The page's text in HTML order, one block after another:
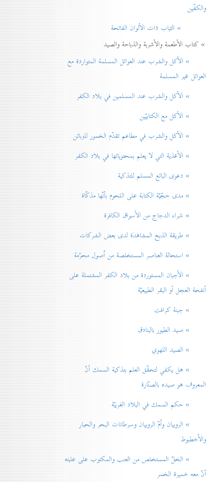
والكفّين
» الثياب ذات الألوان الفاتحة
» كتاب الأطعمة والأشربة والذباحة والصيد
» الأكل والشرب عند العوائل المسلمة المتواردة مع
العوائل غير المسلمة
» الأكل والشرب عند المسلمين في بلاد الكفر
» الأكل مع الكتابيّين
» الأكل والشرب في مطاعم تقدّم الخمور للزبائن
» الأغذية التي لا يعلم بمحتوياتها في بلاد الكفر
» دعوی البائع المسلم للتذكية
» مدی حجّيّة الكتابة على اللحوم بأنّها مذكّاة
» شراء الدجاج من الأسواق الكافرة
» طريقة الذبح المشاهَدَة لدی بعض الشركات
» استحالة العناصر المستخلصة من اُصول محرّمة
» الأجبان المستوردة من بلاد الكفر المشتملة على
أنفحة العجل أو البقر الطبيعيّة
» جبنة كرافت
» صيد الطيور بالبنادق
» الصيد اللهوي
» هل يكفي لتحقّق العلم بتذكية السمك أنّ
المعروف هو صيده بالصنّارة
» حكم السمك في البلاد الغربيّة
» الروبيان واُمّ الروبيان وسرطانات البحر والحبار
والاُخطبوط
» الخلّ المستخلص من العنب والمكتوب على علبته
أنّ معه خميرة الخمر